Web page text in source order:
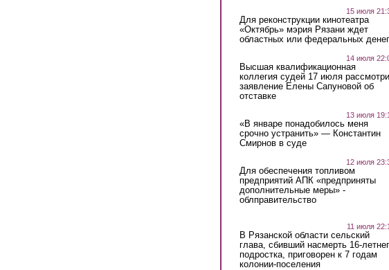
15 июля
Для реконструкции кинотеатра
«Октябрь» мэрия Рязани ждет
областных или федеральных денег
14 июля
Высшая квалификационная
коллегия судей 17 июля
заявление Елены Сапуновой об
отставке
13 июля
«В январе понадобилось меня
срочно устранить» — Константин
Смирнов в суде
12 июля
Для обеспечения топливом
предприятий АПК «предприняты
дополнительные меры» -
облправительство
11 июля
В Рязанской области сельский
глава, сбивший насмерть 16-
подростка, приговорен к 7 годам
колонии-поселения